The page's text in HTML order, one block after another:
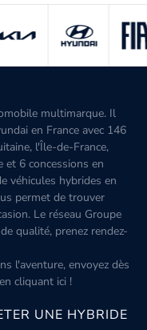
multimarque. Il
en France avec 146
l'Île-de-France,
et 6 concessions en
véhicules hybrides en
permet de trouver
Le réseau Groupe
qualité, prenez rendez-
l'aventure, envoyez dès
en cliquant ici !
UNE HYBRIDE